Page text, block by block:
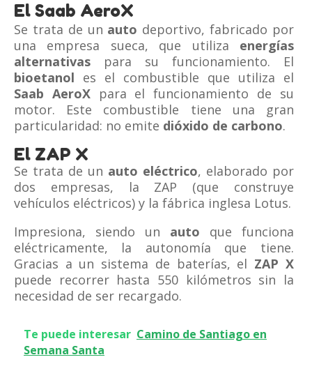
El Saab AeroX
Se trata de un auto deportivo, fabricado por
una empresa sueca, que utiliza energías
alternativas para su funcionamiento. El
bioetanol es el combustible que utiliza el
Saab AeroX para el funcionamiento de su
motor. Este combustible tiene una gran
particularidad: no emite dióxido de carbono.
El ZAP X
Se trata de un auto eléctrico, elaborado por
dos empresas, la ZAP (que construye
vehículos eléctricos) y la fábrica inglesa Lotus.
Impresiona, siendo un auto que funciona
eléctricamente, la autonomía que tiene.
Gracias a un sistema de baterías, el ZAP X
puede recorrer hasta 550 kilómetros sin la
necesidad de ser recargado.
Te puede interesar Camino de Santiago en
Semana Santa